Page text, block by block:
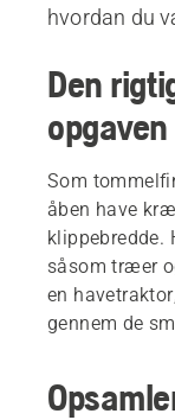
hvordan du
Den
opgaven
Som
åben have
klippebredde.
såsom træer
en
gennem de